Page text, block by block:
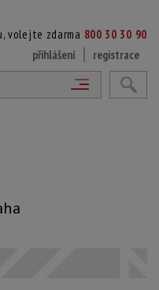
volejte zdarma 800 30 30 90
přihlášení
registrace